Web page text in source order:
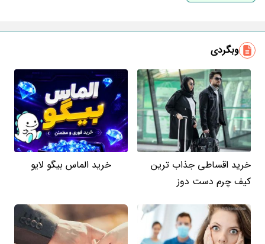
وبگردی
خرید اقساطی جذاب ترین
کیف چرم دست دوز
خرید الماس بیگو لایو